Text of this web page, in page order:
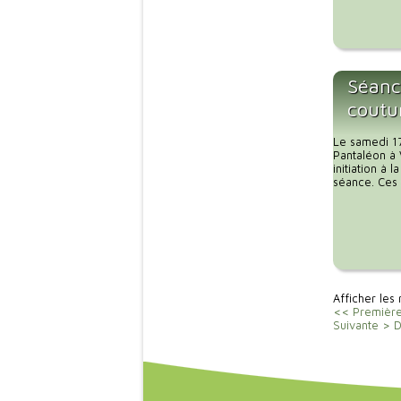
Le samedi
Pantaléon
initiation à
séance.
Afficher les
<< Première
Suivante >